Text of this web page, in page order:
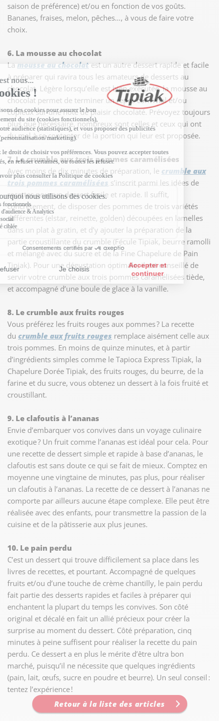
saison de préférence) et/ou en fonction de vos goûts.
Bananes, fraises, melon, pêches…, à vous de faire votre
choix.
6. La mousse au chocolat
La mousse au chocolat est un autre dessert rapide et facile
à préparer qui ravira tous les amateurs de desserts au
chocolat. Légère lorsqu’elle est bien exécutée, la mousse au
chocolat permet de terminer un repas convivial et/ou
copieux sur une note de plaisir chocolaté. Prévoyez toujours
plus que nécessaire, nombreux sont celles et ceux qui ont
du mal à se contenter de la portion qui leur est proposée.
7. Le crumble aux trois pommes caramélisées
Avec moins de dix minutes de préparation, le crumble aux
trois pommes caramélisées s’inscrit parmi les idées de
recettes pour un dessert facile et rapide. Il suffit,
concrètement, de disposer des pommes de trois variétés
différentes (elstar, reinette, golden) découpées en lamelles
dans un plat à gratin, et d’y ajouter la préparation de la
partie croustillante du crumble (Fécule Tipiak, beurre ramolli
et mélangé avec du sucre et de la Fine Chapelure de Pain
Tipiak). Pour une dégustation optimale, il est conseillé de
servir votre crumble aux trois pommes caramélisées tiède,
et accompagné d’une boule de glace à la vanille.
8. Le crumble aux fruits rouges
Vous préférez les fruits rouges aux pommes ? La recette
du crumble aux fruits rouges remplace aisément celle aux
trois pommes. En moins de quinze minutes, et à partir
d’ingrédients simples comme le Tapioca Express Tipiak, la
Chapelure Dorée Tipiak, des fruits rouges, du beurre, de la
farine et du sucre, vous obtenez un dessert à la fois fruité et
croustillant.
9. Le clafoutis à l’ananas
Envie d’embarquer vos convives dans un voyage culinaire
exotique ? Un fruit comme l’ananas est idéal pour cela. Pour
une recette de dessert simple et rapide à base d’ananas, le
clafoutis est sans doute ce qui se fait de mieux. Comptez en
moyenne une vingtaine de minutes, pas plus, pour réaliser
un clafoutis à l’ananas. La recette de ce dessert à l’ananas ne
comporte par ailleurs aucune étape complexe. Elle peut être
réalisée avec des enfants, pour transmettre la passion de la
cuisine et de la pâtisserie aux plus jeunes.
10. Le pain perdu
C’est un dessert qui trouve difficilement sa place dans les
livres de recettes, et pourtant. Accompagné de quelques
fruits et/ou d’une touche de crème chantilly, le pain perdu
fait partie des desserts rapides et faciles à préparer qui
enchantent la plupart du temps les convives. Son côté
original et décalé en fait un allié précieux pour créer la
surprise au moment du dessert. Côté préparation, cinq
minutes à peine suffisent pour réaliser la recette du pain
perdu. Ce dessert a en plus le mérite d’être ultra bon
marché, puisqu’il ne nécessite que quelques ingrédients
(pain, lait, œufs, sucre en poudre et beurre). Un seul conseil :
tentez l’expérience !
Retour à la liste des articles